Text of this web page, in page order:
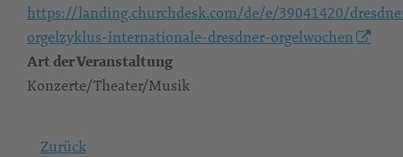
https://landing.churchdesk.com/de/e/39041420/
orgelzyklus-internationale-dresdner-orgelwochen
Art der Veranstaltung
Konzerte/Theater/Musik
Zurück